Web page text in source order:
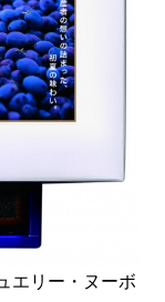
エリー・ヌーボ